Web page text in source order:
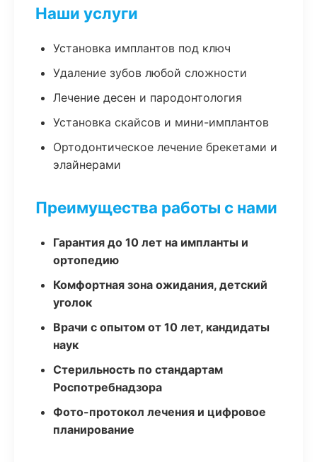
Наши услуги
Установка имплантов под ключ
Удаление зубов любой сложности
Лечение десен и пародонтология
Установка скайсов и мини-имплантов
Ортодонтическое лечение брекетами и
элайнерами
Преимущества работы с нами
Гарантия до 10 лет на импланты и
ортопедию
Комфортная зона ожидания, детский
уголок
Врачи с опытом от 10 лет, кандидаты
наук
Стерильность по стандартам
Роспотребнадзора
Фото-протокол лечения и цифровое
планирование